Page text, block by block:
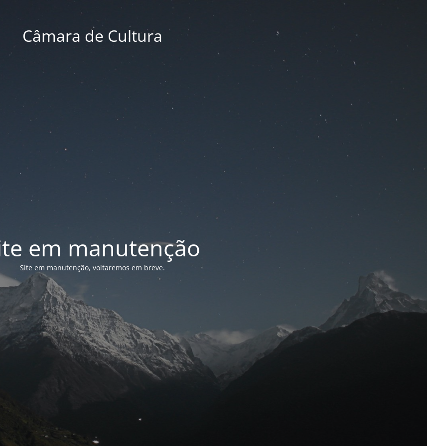
Câmara de Cultura
em manutenção
Site em manutenção, voltaremos em breve.